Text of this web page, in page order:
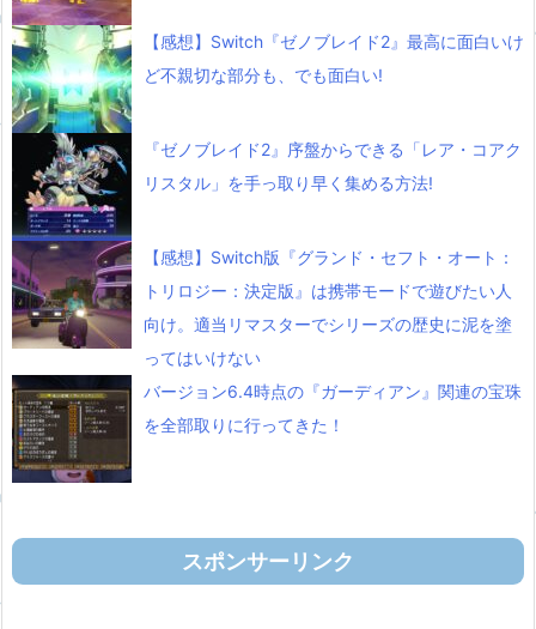
【感想】Switch『ゼノブレイド2』最高に面白いけ
ど不親切な部分も、でも面白い!
『ゼノブレイド2』序盤からできる「レア・コアク
リスタル」を手っ取り早く集める方法!
【感想】Switch版『グランド・セフト・オート：
トリロジー：決定版』は携帯モードで遊びたい人
向け。適当リマスターでシリーズの歴史に泥を塗
ってはいけない
バージョン6.4時点の『ガーディアン』関連の宝珠
を全部取りに行ってきた！
スポンサーリンク